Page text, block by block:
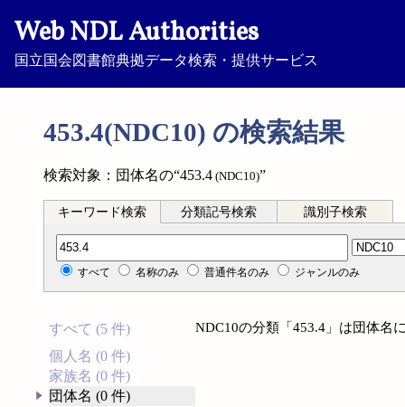
Web NDL Authorities
国立国会図書館典拠データ検索・提供サービス
453.4(NDC10) の検索結果
検索対象：団体名の“453.4 (NDC10)”
キーワード検索 分類記号検索 識別子検索
分類記号検索
すべて 名称のみ 普通件名のみ ジャンルのみ
すべて (5 件)
個人名 (0 件)
家族名 (0 件)
団体名 (0 件)
NDC10の分類「453.4」は団体名